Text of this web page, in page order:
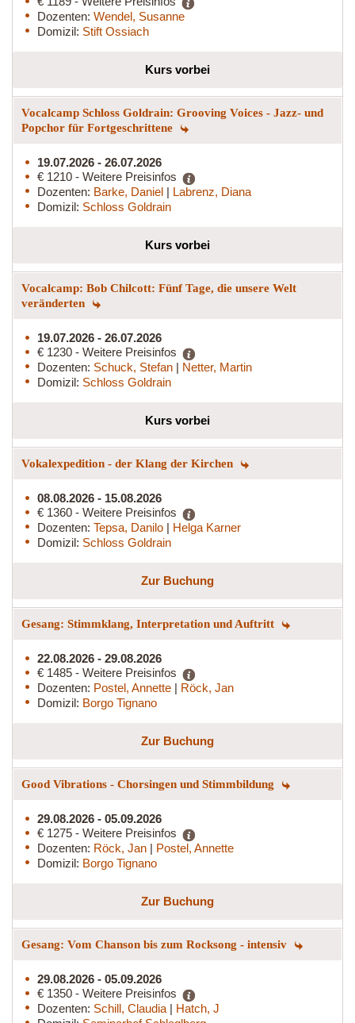
Dozenten: Wendel, Susanne
Domizil: Stift Ossiach
Kurs vorbei
Vocalcamp Schloss Goldrain: Grooving Voices - Jazz- und
Popchor für Fortgeschrittene
19.07.2026 - 26.07.2026
€ 1210 - Weitere Preisinfos
Dozenten: Barke, Daniel | Labrenz, Diana
Domizil: Schloss Goldrain
Kurs vorbei
Vocalcamp: Bob Chilcott: Fünf Tage, die unsere Welt
veränderten
19.07.2026 - 26.07.2026
€ 1230 - Weitere Preisinfos
Dozenten: Schuck, Stefan | Netter, Martin
Domizil: Schloss Goldrain
Kurs vorbei
Vokalexpedition - der Klang der Kirchen
08.08.2026 - 15.08.2026
€ 1360 - Weitere Preisinfos
Dozenten: Tepsa, Danilo | Helga Karner
Domizil: Schloss Goldrain
Zur Buchung
Gesang: Stimmklang, Interpretation und Auftritt
22.08.2026 - 29.08.2026
€ 1485 - Weitere Preisinfos
Dozenten: Postel, Annette | Röck, Jan
Domizil: Borgo Tignano
Zur Buchung
Good Vibrations - Chorsingen und Stimmbildung
29.08.2026 - 05.09.2026
€ 1275 - Weitere Preisinfos
Dozenten: Röck, Jan | Postel, Annette
Domizil: Borgo Tignano
Zur Buchung
Gesang: Vom Chanson bis zum Rocksong - intensiv
29.08.2026 - 05.09.2026
€ 1350 - Weitere Preisinfos
Dozenten: Schill, Claudia | Hatch, J